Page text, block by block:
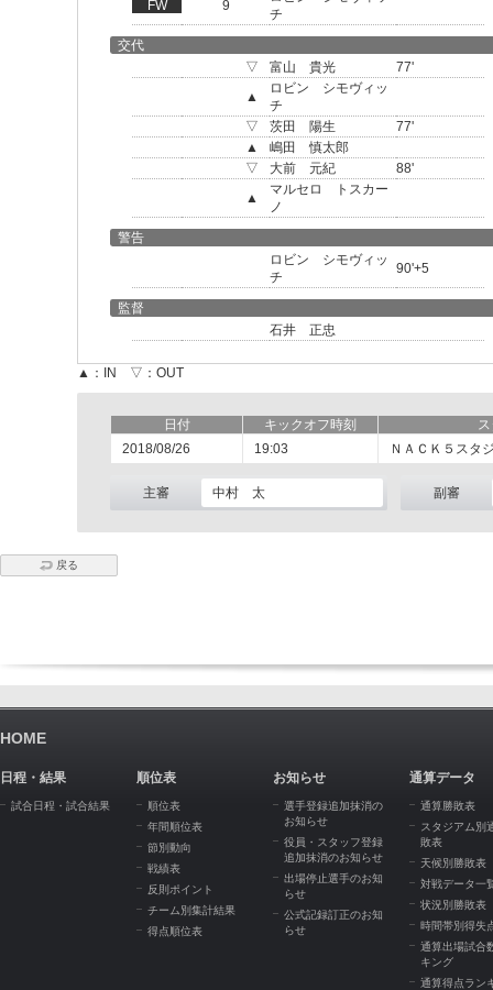
FW
9
チ
交代
▽
富山 貴光
77'
▲
ロビン シモヴィッ
チ
▽
茨田 陽生
77'
▲
嶋田 慎太郎
▽
大前 元紀
88'
▲
マルセロ トスカー
ノ
警告
ロビン シモヴィッ
チ
90'+5
監督
石井 正忠
▲：IN ▽：OUT
日付 キックオフ時刻
2018/08/26
19:03 ＮＡＣＫ５スタ
主審 中村 太 副審
戻る
HOME
日程・結果
試合日程・試合結果
順位表
順位表
年間順位表
節別動向
戦績表
反則ポイント
チーム別集計結果
得点順位表
お知らせ
選手登録追加抹消の
お知らせ
役員・スタッフ登録
追加抹消のお知らせ
出場停止選手のお知
らせ
公式記録訂正のお知
らせ
通算データ
通算勝敗表
スタジアム別
敗表
天候別勝敗表
対戦データ一
状況別勝敗表
時間帯別得失
通算出場試合
キング
通算得点ラン